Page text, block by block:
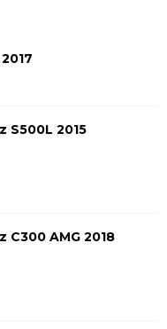
S500L 2015
C300 AMG 2018